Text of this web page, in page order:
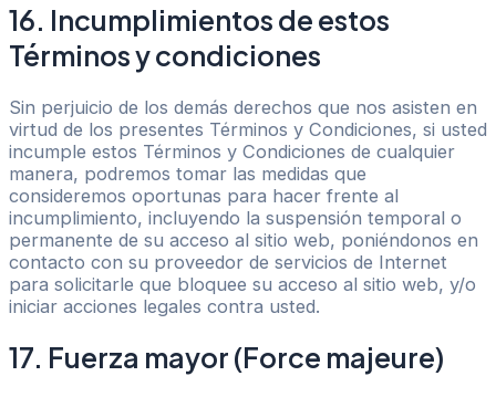
16. Incumplimientos de estos
Términos y condiciones
Sin perjuicio de los demás derechos que nos asisten en
virtud de los presentes Términos y Condiciones, si usted
incumple estos Términos y Condiciones de cualquier
manera, podremos tomar las medidas que
consideremos oportunas para hacer frente al
incumplimiento, incluyendo la suspensión temporal o
permanente de su acceso al sitio web, poniéndonos en
contacto con su proveedor de servicios de Internet
para solicitarle que bloquee su acceso al sitio web, y/o
iniciar acciones legales contra usted.
17. Fuerza mayor (Force majeure)